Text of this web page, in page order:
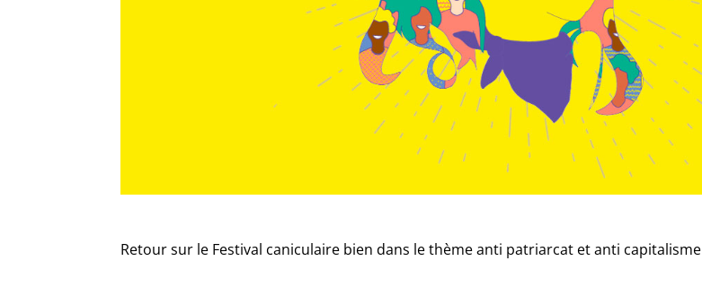
Retour sur le Festival caniculaire bien dans le thème anti patriarcat et anti capitalisme